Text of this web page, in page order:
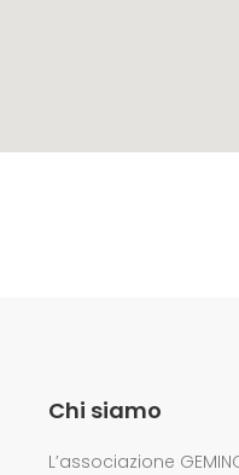
Chi siamo
L’associazione